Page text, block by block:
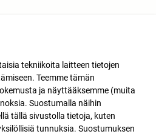
tekniikoita laitteen tietojen
Teemme tämän
ja näyttääksemme (muita
Suostumalla näihin
tällä sivustolla tietoja, kuten
tunnuksia. Suostumuksen